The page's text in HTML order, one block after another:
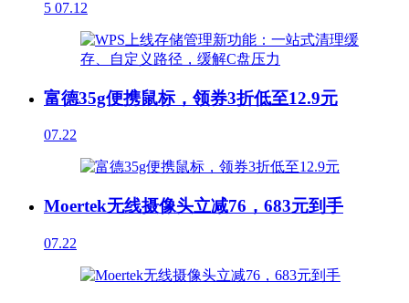
5 07.12
富德35g便携鼠标，领券3折低至12.9元
07.22
Moertek无线摄像头立减76，683元到手
07.22